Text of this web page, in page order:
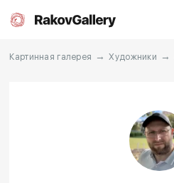
Картинная галерея → Художники →